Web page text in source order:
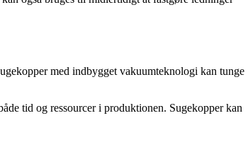
med indbygget vakuumteknologi kan tunge
tid og ressourcer i produktionen. Sugekopper kan